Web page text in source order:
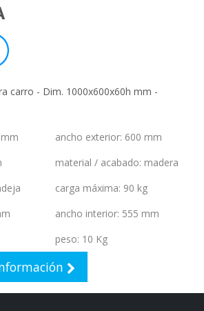
carro - Dim. 1000x600x60h mm -
ancho exterior: 600 mm
material / acabado: madera
carga máxima: 90 kg
ancho interior: 555 mm
peso: 10 Kg